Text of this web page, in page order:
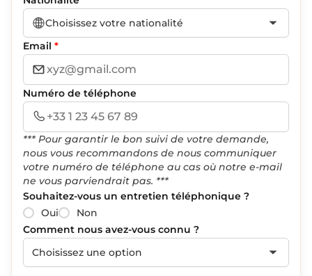
Choisissez votre nationalité
Email *
Numéro de téléphone
*** Pour garantir le bon suivi de votre demande,
nous vous recommandons de nous communiquer
votre numéro de téléphone au cas où notre e-mail
ne vous parviendrait pas. ***
Souhaitez-vous un entretien téléphonique ?
Oui
Non
Comment nous avez-vous connu ?
Choisissez une option